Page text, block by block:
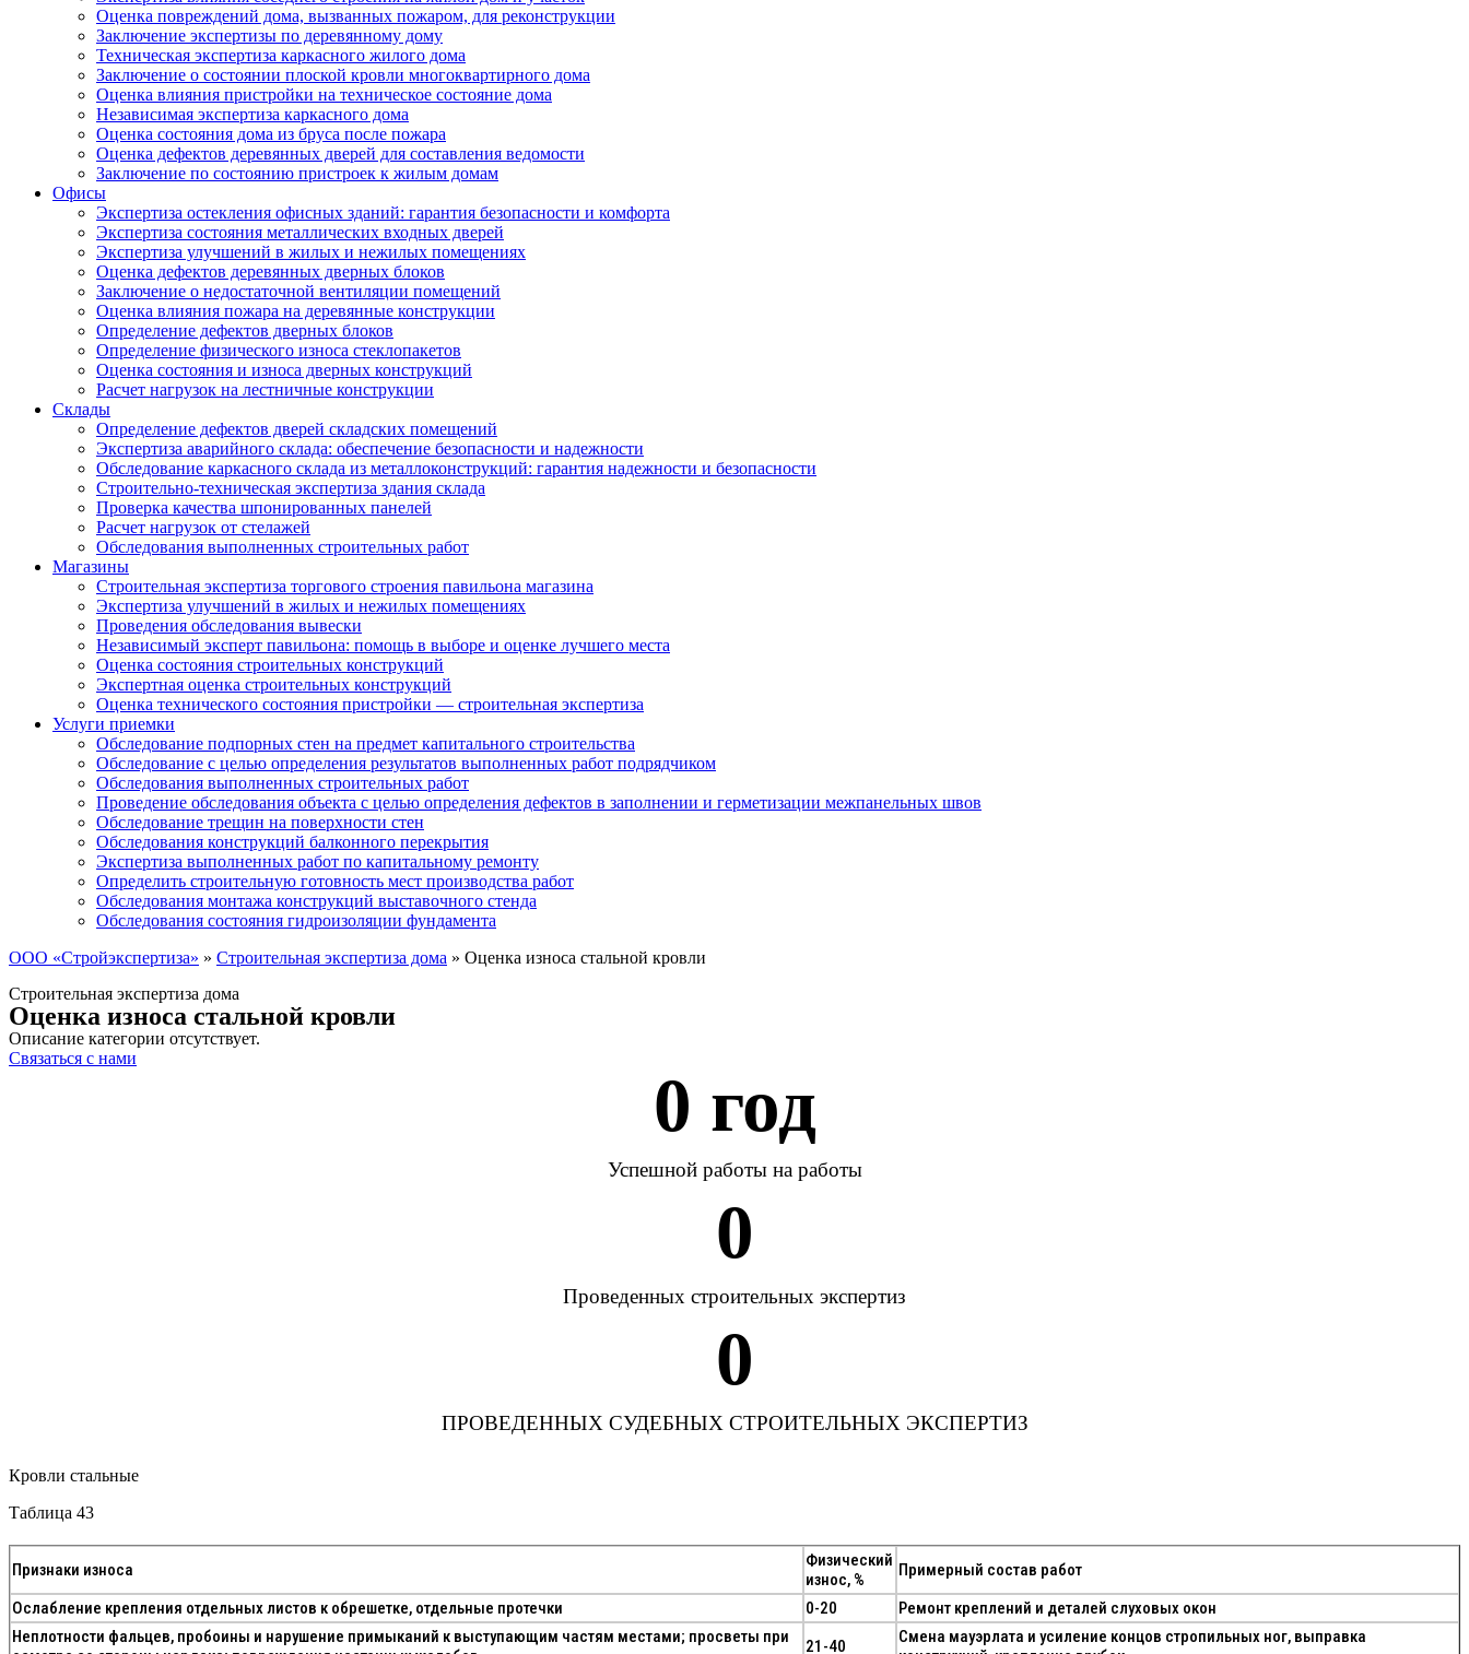
Оценка повреждений дома, вызванных пожаром, для реконструкции
Заключение экспертизы по деревянному дому
Техническая экспертиза каркасного жилого дома
Заключение о состоянии плоской кровли многоквартирного дома
Оценка влияния пристройки на техническое состояние дома
Независимая экспертиза каркасного дома
Оценка состояния дома из бруса после пожара
Оценка дефектов деревянных дверей для составления ведомости
Заключение по состоянию пристроек к жилым домам
Офисы
Экспертиза остекления офисных зданий: гарантия безопасности и комфорта
Экспертиза состояния металлических входных дверей
Экспертиза улучшений в жилых и нежилых помещениях
Оценка дефектов деревянных дверных блоков
Заключение о недостаточной вентиляции помещений
Оценка влияния пожара на деревянные конструкции
Определение дефектов дверных блоков
Определение физического износа стеклопакетов
Оценка состояния и износа дверных конструкций
Расчет нагрузок на лестничные конструкции
Склады
Определение дефектов дверей складских помещений
Экспертиза аварийного склада: обеспечение безопасности и надежности
Обследование каркасного склада из металлоконструкций: гарантия надежности и безопасности
Строительно-техническая экспертиза здания склада
Проверка качества шпонированных панелей
Расчет нагрузок от стелажей
Обследования выполненных строительных работ
Магазины
Строительная экспертиза торгового строения павильона магазина
Экспертиза улучшений в жилых и нежилых помещениях
Проведения обследования вывески
Независимый эксперт павильона: помощь в выборе и оценке лучшего места
Оценка состояния строительных конструкций
Экспертная оценка строительных конструкций
Оценка технического состояния пристройки — строительная экспертиза
Услуги приемки
Обследование подпорных стен на предмет капитального строительства
Обследование с целью определения результатов выполненных работ подрядчиком
Обследования выполненных строительных работ
Проведение обследования объекта с целью определения дефектов в заполнении и герметизации межпанельных швов
Обследование трещин на поверхности стен
Обследования конструкций балконного перекрытия
Экспертиза выполненных работ по капитальному ремонту
Определить строительную готовность мест производства работ
Обследования монтажа конструкций выставочного стенда
Обследования состояния гидроизоляции фундамента
ООО «Стройэкспертиза» » Строительная экспертиза дома » Оценка износа стальной кровли
Строительная экспертиза дома
Оценка износа стальной кровли
Описание категории отсутствует.
Связаться с нами
0 год
Успешной работы на работы
0
Проведенных строительных экспертиз
0
ПРОВЕДЕННЫХ СУДЕБНЫХ СТРОИТЕЛЬНЫХ ЭКСПЕРТИЗ
Кровли стальные
Таблица 43
Признаки износа
Физический
износ, %
Примерный состав работ
Ослабление крепления отдельных листов к обрешетке, отдельные протечки
0-20
Ремонт креплений и деталей слуховых окон
Неплотности фальцев, пробоины и нарушение примыканий к выступающим частям местами; просветы при
21-40
Смена мауэрлата и усиление концов стропильных ног, выправка